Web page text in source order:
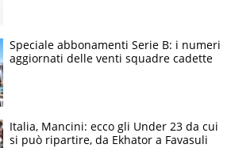
Speciale abbonamenti Serie B: i numeri
aggiornati delle venti squadre cadette
Italia, Mancini: ecco gli Under 23 da cui
si può ripartire, da Ekhator a Favasuli